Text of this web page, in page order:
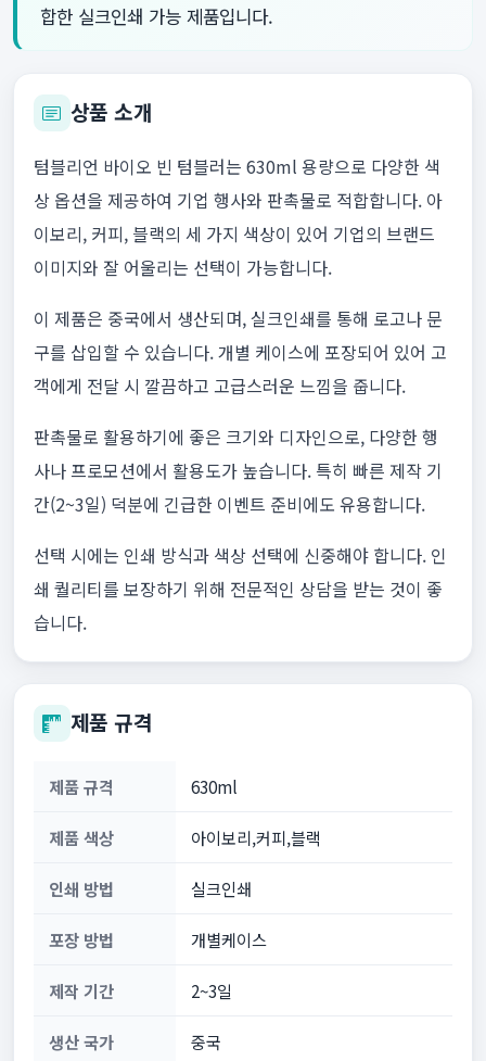
합한 실크인쇄 가능 제품입니다.
상품 소개
텀블리언 바이오 빈 텀블러는 630ml 용량으로 다양한 색
상 옵션을 제공하여 기업 행사와 판촉물로 적합합니다. 아
이보리, 커피, 블랙의 세 가지 색상이 있어 기업의 브랜드
이미지와 잘 어울리는 선택이 가능합니다.
이 제품은 중국에서 생산되며, 실크인쇄를 통해 로고나 문
구를 삽입할 수 있습니다. 개별 케이스에 포장되어 있어 고
객에게 전달 시 깔끔하고 고급스러운 느낌을 줍니다.
판촉물로 활용하기에 좋은 크기와 디자인으로, 다양한 행
사나 프로모션에서 활용도가 높습니다. 특히 빠른 제작 기
간(2~3일) 덕분에 긴급한 이벤트 준비에도 유용합니다.
선택 시에는 인쇄 방식과 색상 선택에 신중해야 합니다. 인
쇄 퀄리티를 보장하기 위해 전문적인 상담을 받는 것이 좋
습니다.
제품 규격
제품 규격 630ml
제품 색상 아이보리,커피,블랙
인쇄 방법 실크인쇄
포장 방법 개별케이스
제작 기간 2~3일
생산 국가 중국